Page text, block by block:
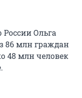
России Ольга
86 млн граждан
48 млн человек